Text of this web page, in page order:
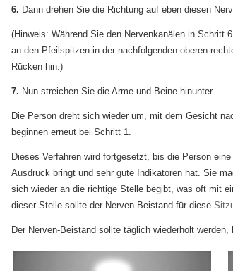
6. Dann drehen Sie die Richtung auf eben diesen
(Hinweis: Während Sie den Nervenkanälen in Schritt
an den Pfeilspitzen in der nachfolgenden oberen
Rücken hin.)
7. Nun streichen Sie die Arme und Beine hinunter.
Die Person dreht sich wieder um, mit dem Gesicht
beginnen erneut bei Schritt 1.
Dieses Verfahren wird fortgesetzt, bis die Person
Ausdruck bringt und sehr gute Indikatoren hat. Sie
sich wieder an die richtige Stelle begibt, was oft mit
dieser Stelle sollte der Nerven-Beistand für diese
Der Nerven-Beistand sollte täglich wiederholt werden,